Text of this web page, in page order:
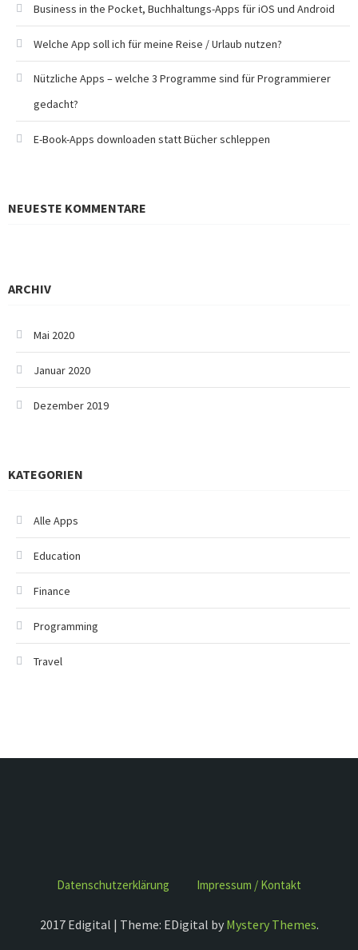
Business in the Pocket, Buchhaltungs-Apps für iOS und Android
Welche App soll ich für meine Reise / Urlaub nutzen?
Nützliche Apps – welche 3 Programme sind für Programmierer
gedacht?
E-Book-Apps downloaden statt Bücher schleppen
NEUESTE KOMMENTARE
ARCHIV
Mai 2020
Januar 2020
Dezember 2019
KATEGORIEN
Alle Apps
Education
Finance
Programming
Travel
Datenschutzerklärung Impressum / Kontakt
2017 Edigital | Theme: EDigital by Mystery Themes.